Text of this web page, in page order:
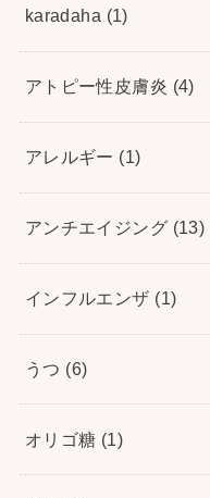
karadaha (1)
アトピー性皮膚炎 (4)
アレルギー (1)
アンチエイジング (13)
インフルエンザ (1)
うつ (6)
オリゴ糖 (1)